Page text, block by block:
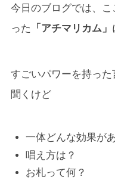
今日のブログでは、
った
「アチマリカム」
すごいパワーを持った
聞くけど
一体どんな効果が
唱え方は？
お札って何？